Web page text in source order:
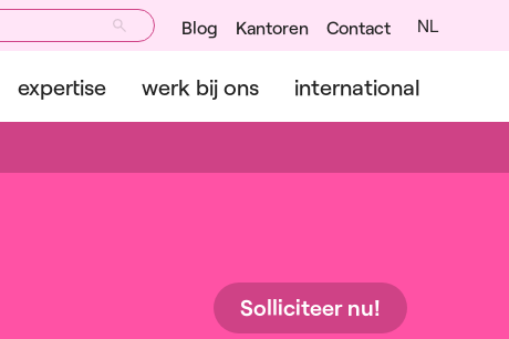
Blog Kantoren Contact NL
expertise werk bij ons international
Solliciteer nu!